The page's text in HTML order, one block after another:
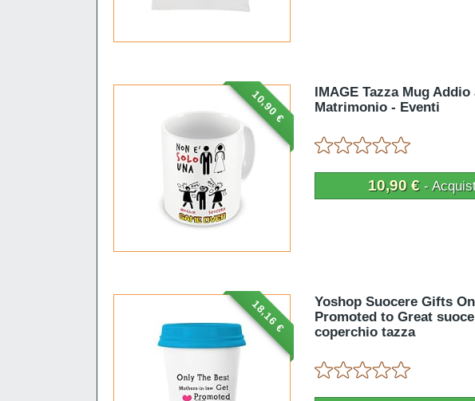
10,90 €
IMAGE Tazza Mug
Matrimonio - Eventi
10,90 € -
18,16 €
Yoshop Suocere Gifts
Promoted to Great
coperchio tazza